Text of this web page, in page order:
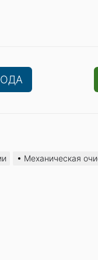
Механическая